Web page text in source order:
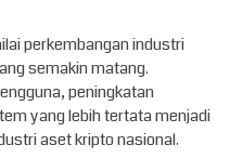
perkembangan industri
semakin matang.
peningkatan
yang lebih tertata menjadi
aset kripto nasional.